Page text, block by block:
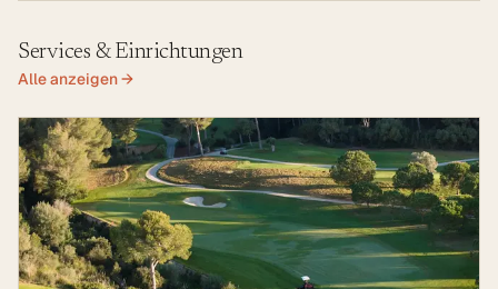
Services & Einrichtungen
Alle anzeigen →